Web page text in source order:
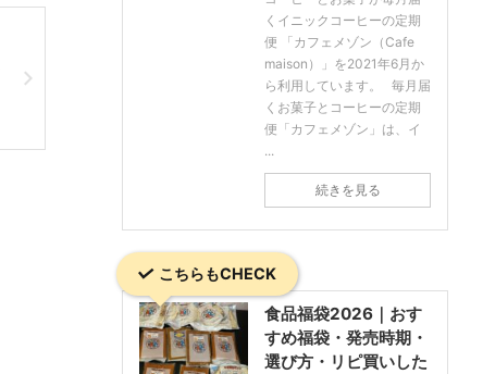
くイニックコーヒーの定期
便 「カフェメゾン（Cafe
maison）」を2021年6月か
ら利用しています。 毎月届
くお菓子とコーヒーの定期
便「カフェメゾン」は、イ
...
続きを見る
こちらもCHECK
食品福袋2026｜おす
すめ福袋・発売時期・
選び方・リピ買いした